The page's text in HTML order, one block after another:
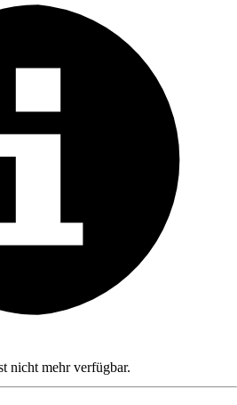
nicht mehr verfügbar.